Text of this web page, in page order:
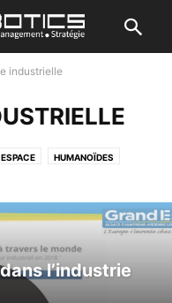
industrielle
ESPACE HUMANOÏDES
& ASSISTANCE
TOP ACTU
VRAC
l’industrie